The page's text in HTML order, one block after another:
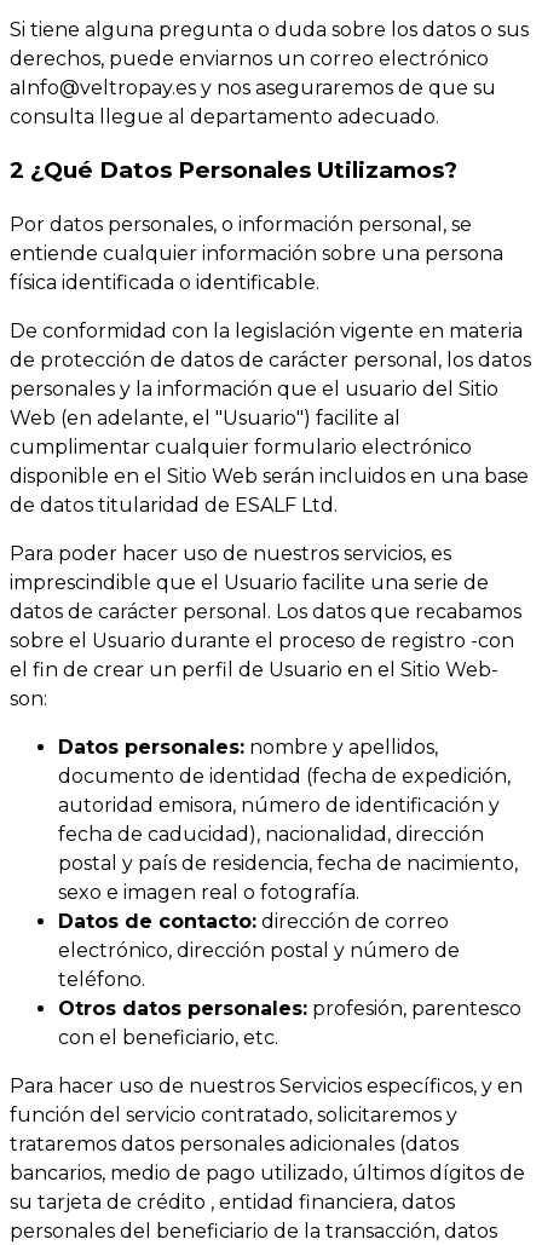
Si tiene alguna pregunta o duda sobre los datos o sus
derechos, puede enviarnos un correo electrónico
aInfo@veltropay.es y nos aseguraremos de que su
consulta llegue al departamento adecuado.
2 ¿Qué Datos Personales Utilizamos?
Por datos personales, o información personal, se
entiende cualquier información sobre una persona
física identificada o identificable.
De conformidad con la legislación vigente en materia
de protección de datos de carácter personal, los datos
personales y la información que el usuario del Sitio
Web (en adelante, el "Usuario") facilite al
cumplimentar cualquier formulario electrónico
disponible en el Sitio Web serán incluidos en una base
de datos titularidad de ESALF Ltd.
Para poder hacer uso de nuestros servicios, es
imprescindible que el Usuario facilite una serie de
datos de carácter personal. Los datos que recabamos
sobre el Usuario durante el proceso de registro -con
el fin de crear un perfil de Usuario en el Sitio Web-
son:
Datos personales: nombre y apellidos,
documento de identidad (fecha de expedición,
autoridad emisora, número de identificación y
fecha de caducidad), nacionalidad, dirección
postal y país de residencia, fecha de nacimiento,
sexo e imagen real o fotografía.
Datos de contacto: dirección de correo
electrónico, dirección postal y número de
teléfono.
Otros datos personales: profesión, parentesco
con el beneficiario, etc.
Para hacer uso de nuestros Servicios específicos, y en
función del servicio contratado, solicitaremos y
trataremos datos personales adicionales (datos
bancarios, medio de pago utilizado, últimos dígitos de
su tarjeta de crédito , entidad financiera, datos
personales del beneficiario de la transacción, datos